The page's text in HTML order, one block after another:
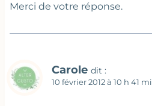
Merci de votre réponse.
Carole dit :
10 février 2012 à 10 h 41